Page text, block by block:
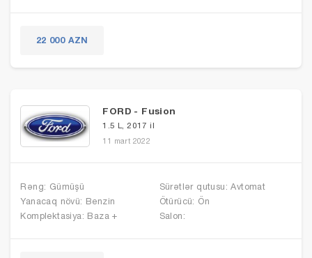
22 000 AZN
FORD - Fusion
1.5 L, 2017 il
11 mart 2022
Rəng: Gümüşü
Yanacaq növü: Benzin
Komplektasiya: Baza +
Sürətlər qutusu: Avtomat
Ötürücü: Ön
Salon: